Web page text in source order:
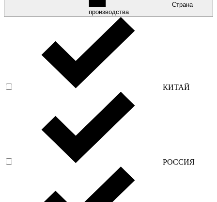
Страна
производства
КИТАЙ
РОССИЯ